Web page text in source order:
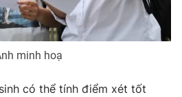
English
minh hoạ
có thể tính điểm xét tốt